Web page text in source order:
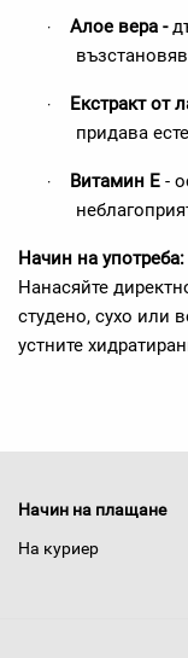
· Алое вера -
· Екстракт от
придава
· Витамин Е -
Начин на употреба:
Нанасяйте
студено, сухо или
устните
Начин на плащане
На куриер